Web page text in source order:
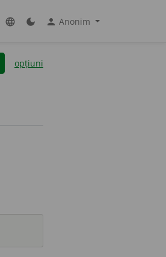
language dark_mode person Anonim
opțiuni